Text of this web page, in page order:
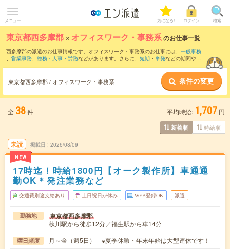
メニュー 気になる! ログイン 検索
東京都西多摩郡 × オフィスワーク・事務系のお仕事一覧
西多摩郡の派遣のお仕事情報です。オフィスワーク・事務系のお仕事には、 一般事務
、 営業事務、 総務・人事・労務などがあります。さらに、 短期 ・ 単発などの期間や、
東京都西多摩郡 / オフィスワーク・事務系 条件の変更
全 38件 平均時給: 1,707 円
新着順 時給順
未読
NEW
掲載日 2026/08/09
17時迄！時給1800円【オーク製作所】車通通
勤OK＊発注業務など
交通費別途支給あり 土日祝日が休み WEB登録OK 派遣
勤務地 東京都西多摩郡
秋川駅から徒歩12分／福生駅から車14分
曜日頻度 月～金（週5日） ※夏季休暇・年末年始は大型連休です！